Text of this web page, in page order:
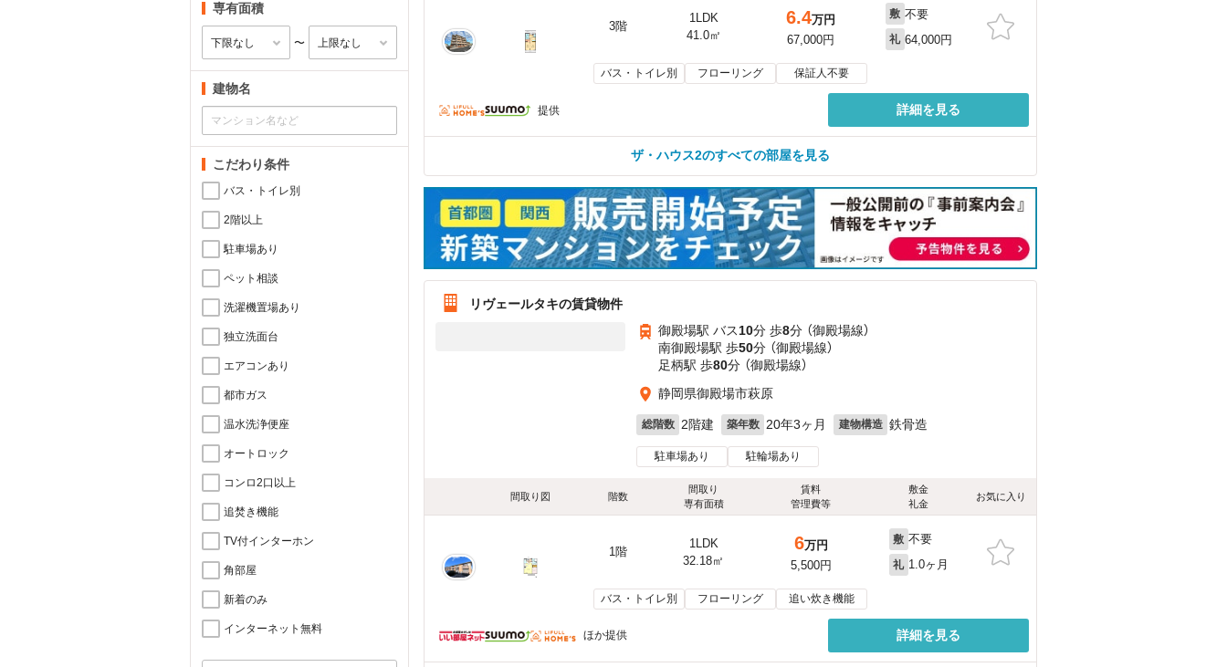
専有面積
〜
建物名
こだわり条件
バス・トイレ別
2階以上
駐車場あり
ペット相談
洗濯機置場あり
独立洗面台
エアコンあり
都市ガス
温水洗浄便座
オートロック
コンロ2口以上
追焚き機能
TV付インターホン
角部屋
新着のみ
インターネット無料
3階
1LDK
41.0㎡
6.4万円
67,000円
敷 不要
礼 64,000円
バス・トイレ別 フローリング 保証人不要
提供 詳細を見る
ザ・ハウス2のすべての部屋を見る
リヴェールタキの賃貸物件
御殿場駅 バス10分 歩8分 （御殿場線）
南御殿場駅 歩50分 （御殿場線）
足柄駅 歩80分 （御殿場線）
静岡県御殿場市萩原
総階数 2階建 築年数 20年3ヶ月 建物構造 鉄骨造
駐車場あり 駐輪場あり
間取り図 階数
間取り
専有面積
賃料
管理費等
敷金
礼金
お気に入り
1階
1LDK
32.18㎡
6万円
5,500円
敷 不要
礼 1.0ヶ月
バス・トイレ別 フローリング 追い炊き機能
ほか提供 詳細を見る